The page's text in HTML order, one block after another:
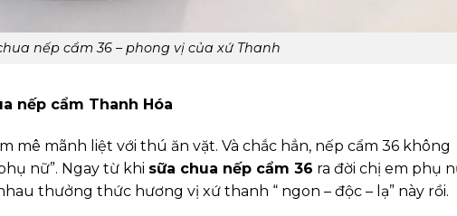
nếp cẩm 36 – phong vị của xứ Thanh
nếp cẩm Thanh Hóa
mê mãnh liệt với thú ăn vặt. Và chắc hẳn, nếp cẩm 36 không
nữ”. Ngay từ khi sữa chua nếp cẩm 36 ra đời chị em phụ
thưởng thức hương vị xứ thanh “ ngon – độc – lạ” này rồi.